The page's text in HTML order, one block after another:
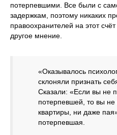
потерпевшими. Все были с
задержкам, поэтому никаких
правоохранителей на этот
другое мнение.
«Оказывалось
склоняли признать
Сказали: «Если вы не
потерпевшей, то вы не
квартиры, ни даже
потерпевшая.